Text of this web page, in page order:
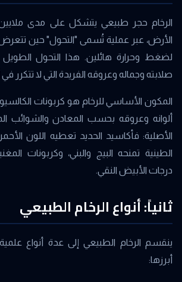
الرخام حجر طبيعي يتشكل على مدى
الأرض، عبر عملية تُسمى "التحول" حين
لضغط وحرارة هائلين. هذا التحول الطويل
صلابته وجماله وعروقه الفريدة التي لا تتكرر
ألوانه وعروقه بحسب المعادن والشوائب
الأصلية: فأكاسيد الحديد تعطيه اللون
الطينية تمنحه البيج والبني، وكربونات
درجات الأبيض النقي.
ثانياً: أنواع الرخام الطبيعي
ينقسم الرخام الطبيعي إلى عدة أنواع علمية
أبرزها: